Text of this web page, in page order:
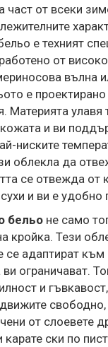
част от всеки
е техният
от
вълна
е
Материята улавя
и ви
ниските
облекла да
се отвежда от
и ви е удобно
бельо не само
кройка. Тези
се адаптират
ограничават.
и
от слоевете
ски по